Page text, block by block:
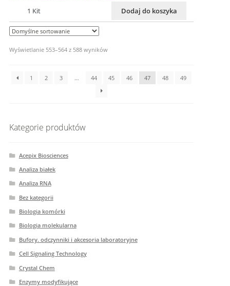
1 Kit Dodaj do koszyka
Wyświetlanie 553–564 z 588 wyników
1 2 3 … 44 45 46 47 48 49
Kategorie produktów
Acepix Biosciences
Analiza białek
Analiza RNA
Bez kategorii
Biologia komórki
Biologia molekularna
Bufory. odczynniki i akcesoria laboratoryjne
Cell Signaling Technology
Crystal Chem
Enzymy modyfikujące